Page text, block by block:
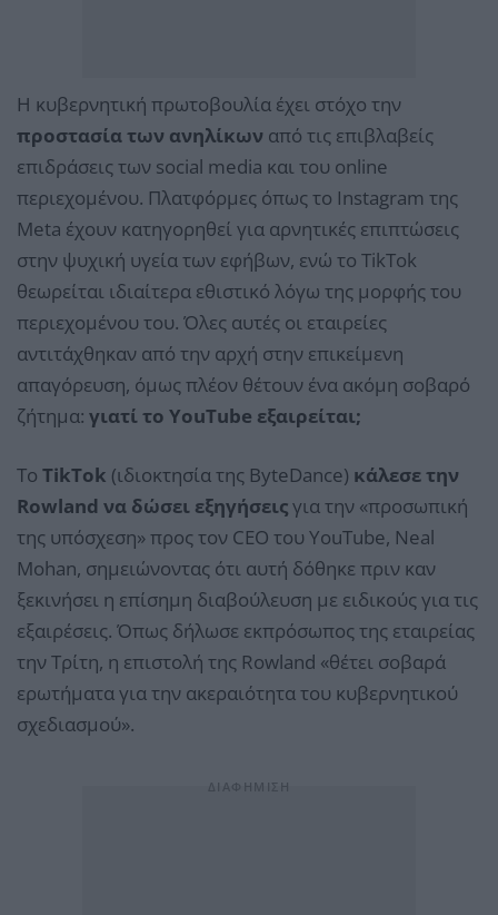
Η κυβερνητική πρωτοβουλία έχει στόχο την
προστασία των ανηλίκων από τις επιβλαβείς
επιδράσεις των social media και του online
περιεχομένου. Πλατφόρμες όπως το Instagram της
Meta έχουν κατηγορηθεί για αρνητικές επιπτώσεις
στην ψυχική υγεία των εφήβων, ενώ το TikTok
θεωρείται ιδιαίτερα εθιστικό λόγω της μορφής του
περιεχομένου του. Όλες αυτές οι εταιρείες
αντιτάχθηκαν από την αρχή στην επικείμενη
απαγόρευση, όμως πλέον θέτουν ένα ακόμη σοβαρό
ζήτημα: γιατί το YouTube εξαιρείται;
Το TikTok (ιδιοκτησία της ByteDance) κάλεσε την
Rowland να δώσει εξηγήσειςγια την «προσωπική
της υπόσχεση» προς τον CEO του YouTube, Neal
Mohan, σημειώνοντας ότι αυτή δόθηκε πριν καν
ξεκινήσει η επίσημη διαβούλευση με ειδικούς για τις
εξαιρέσεις. Όπως δήλωσε εκπρόσωπος της εταιρείας
την Τρίτη, η επιστολή της Rowland «θέτει σοβαρά
ερωτήματα για την ακεραιότητα του κυβερνητικού
σχεδιασμού».